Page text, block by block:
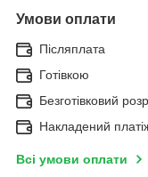
Умови оплати
Післяплата
Готівкою
Безготівковий
Накладений
Всі умови оплати